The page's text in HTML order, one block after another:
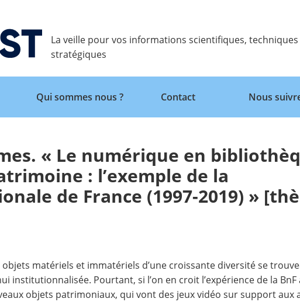
La veille pour vos informations scientifiques,
stratégiques
Retour
Qui sommes nous ? Contact Nous
« Le numérique en
: l’exemple de la
de France (1997-2019) »
objets matériels et immatériels d’une croissante diversité se
institutionnalisée. Pourtant, si l’on en croit l’expérience de la
objets patrimoniaux, qui vont des jeux vidéo sur support aux